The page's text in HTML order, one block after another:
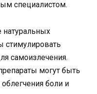
специалистом.
натуральных
стимулировать
самоизлечения.
могут быть
боли и